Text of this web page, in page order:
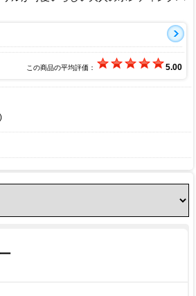
この商品の平均評価： 5.00